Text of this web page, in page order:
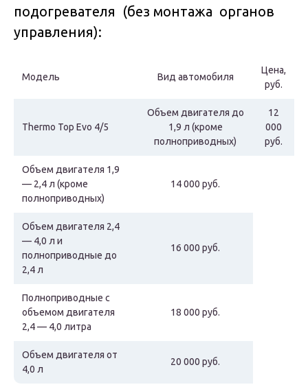
подогревателя (без монтажа органов
управления):
Модель Вид автомобиля
Цена,
руб.
Thermo Top Evo 4/5
Объем двигателя до
1,9 л (кроме
полноприводных)
12
000
руб.
Объем двигателя 1,9
— 2,4 л (кроме
полноприводных)
14 000 руб.
Объем двигателя 2,4
— 4,0 л и
полноприводные до
2,4 л
16 000 руб.
Полноприводные с
объемом двигателя
2,4 — 4,0 литра
18 000 руб.
Объем двигателя от
4,0 л
20 000 руб.